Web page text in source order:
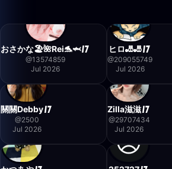
おさかな🏖🌺Rei🐬🦈
@13574859
Jul 2026
ヒロ🎳🎳
@209055749
Jul 2026
關關Debby
@2500
Jul 2026
Zilla滋滋
@29707434
Jul 2026